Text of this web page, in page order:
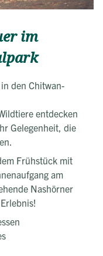
im
den Chitwan-
entdecken
Gelegenheit, die
Frühstück mit
am
Nashörner